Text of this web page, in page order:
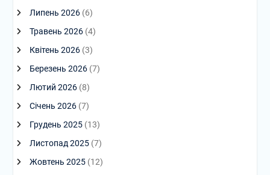
Липень 2026(6)
Травень 2026(4)
Квітень 2026(3)
Березень 2026(7)
Лютий 2026(8)
Січень 2026(7)
Грудень 2025(13)
Листопад 2025(7)
Жовтень 2025(12)